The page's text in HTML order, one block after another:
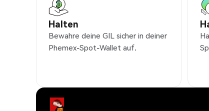
Halten
Bewahre deine GIL sicher in deiner
Phemex-Spot-Wallet auf.